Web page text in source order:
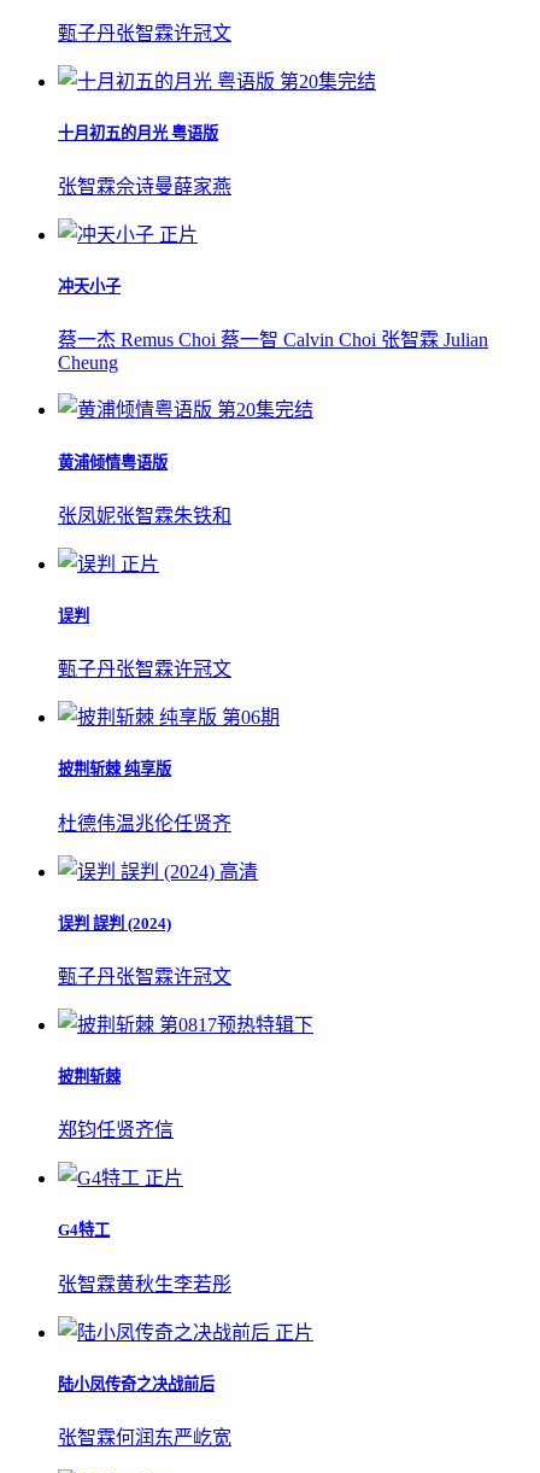
甄子丹张智霖许冠文
第20集完结
十月初五的月光 粤语版
张智霖佘诗曼薛家燕
正片
冲天小子
蔡一杰 Remus Choi 蔡一智 Calvin Choi 张智霖 Julian
Cheung
第20集完结
黄浦倾情粤语版
张凤妮张智霖朱铁和
正片
误判
甄子丹张智霖许冠文
第06期
披荆斩棘 纯享版
杜德伟温兆伦任贤齐
高清
误判 誤判 (2024)
甄子丹张智霖许冠文
第0817预热特辑下
披荆斩棘
郑钧任贤齐信
正片
G4特工
张智霖黄秋生李若彤
正片
陆小凤传奇之决战前后
张智霖何润东严屹宽